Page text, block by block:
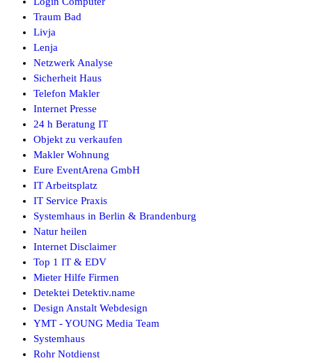
Traum Bad
Livja
Lenja
Netzwerk Analyse
Sicherheit Haus
Telefon Makler
Internet Presse
24 h Beratung IT
Objekt zu verkaufen
Makler Wohnung
Eure EventArena GmbH
IT Arbeitsplatz
IT Service Praxis
Systemhaus in Berlin & Brandenburg
Natur heilen
Internet Disclaimer
Top 1 IT & EDV
Mieter Hilfe Firmen
Detektei Detektiv.name
Design Anstalt Webdesign
YMT - YOUNG Media Team
Systemhaus
Rohr Notdienst